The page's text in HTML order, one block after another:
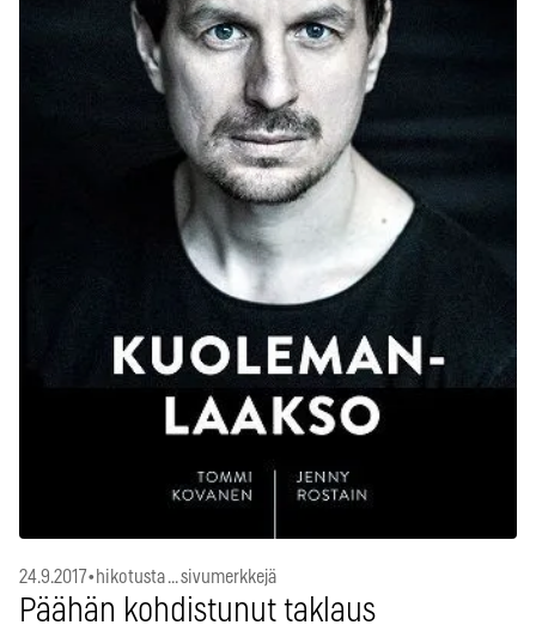
24.9.2017•hikotusta ... sivumerkkejä
Päähän kohdistunut taklaus